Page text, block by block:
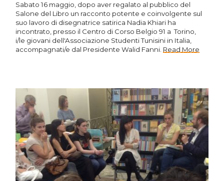
Sabato 16 maggio, dopo aver regalato al pubblico del
Salone del Libro un racconto potente e coinvolgente sul
suo lavoro di disegnatrice satirica Nadia Khiari ha
incontrato, presso il Centro di Corso Belgio 91 a Torino,
i/le giovani dell'Associazione Studenti Tunisini in Italia,
accompagnati/e dal Presidente Walid Fanni. Read More